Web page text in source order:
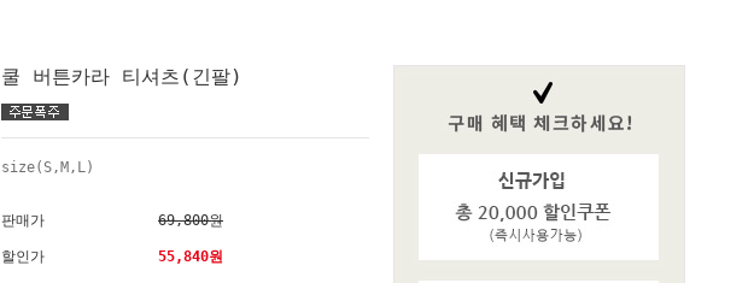
쿨 버튼카라 티셔츠(긴팔)
size(S,M,L)
판매가 69,800원
할인가 55,840원